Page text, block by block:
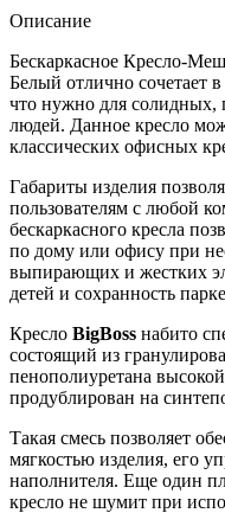
Описание
Бескаркасное Кресло-
Белый отлично сочетает
что нужно для
людей. Данное кресло
классических офисных
Габариты изделия
пользователям с любой
бескаркасного кресла
по дому или офису при
выпирающих и жестких
детей и сохранность
Кресло BigBoss набито
состоящий из
пенополиуретана
продублирован на
Такая смесь позволяет
мягкостью изделия, его
наполнителя. Еще один
кресло не шумит при